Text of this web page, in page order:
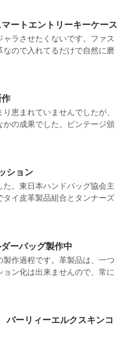
ートエントリーキーケース
ラさせたくないです。ファス
ので入れてるだけで自然に磨
恵まれていませんでしたが、
の成果でした。ビンテージ頒
ション
。東日本ハンドバッグ協会主
イ皮革製品組合とタンナーズ
ーバッグ製作中
作過程です。革製品は、一つ
ン化は出来ませんので、常に
ーリィーエルクスキンコ